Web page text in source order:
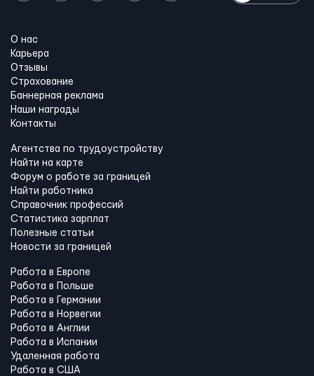
О нас
Карьера
Отзывы
Страхование
Баннерная реклама
Наши награды
Контакты
Агентства по трудоустройству
Найти на карте
Форум о работе за границей
Найти работника
Справочник профессий
Статистика зарплат
Полезные статьи
Новости за границей
Работа в Европе
Работа в Польше
Работа в Германии
Работа в Норвегии
Работа в Англии
Работа в Испании
Удаленная работа
Работа в США